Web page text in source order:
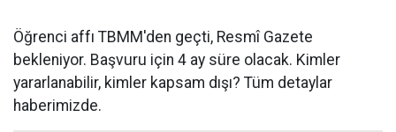
Öğrenci affı TBMM'den geçti, Resmî Gazete
bekleniyor. Başvuru için 4 ay süre olacak. Kimler
yararlanabilir, kimler kapsam dışı? Tüm detaylar
haberimizde.